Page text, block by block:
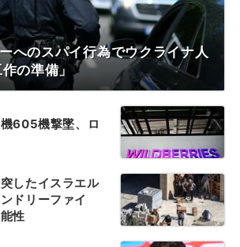
へのスパイ行為でウクライナ人
の準備」
605機撃墜、ロ
したイスラエル
ドリーファイ
性